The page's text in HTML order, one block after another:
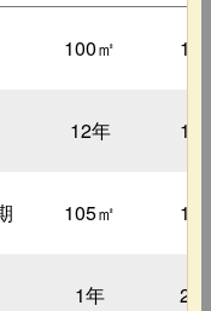
100㎡
12年
105㎡
1年